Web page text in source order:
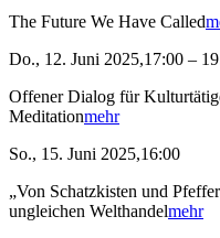
The Future We Have Called
Do., 12. Juni 2025,17:00 –
Offener Dialog für
Meditationmehr
So., 15. Juni 2025,16:00
„Von Schatzkisten und
ungleichen Welthandelmehr